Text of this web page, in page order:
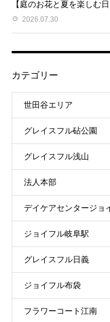
【庭のお花と夏を楽しむ
2026.07.30
カテゴリー
世田谷エリア
グレイスフル砧公園
グレイスフル浅山
法人本部
デイケアセンタージョ
ジョイフル岐阜駅
グレイスフル日義
ジョイフル布袋
フラワーコート江南